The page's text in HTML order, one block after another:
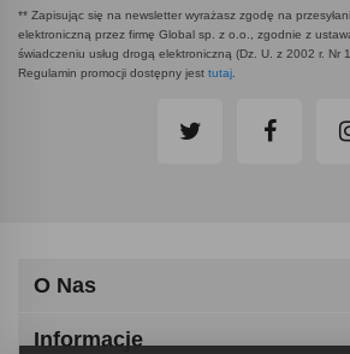
** Zapisując się na newsletter wyrażasz zgodę na
elektroniczną przez firmę Global sp. z o.o., zgodnie z
świadczeniu usług drogą elektroniczną (Dz. U. z 2002 r. Nr
Regulamin promocji dostępny jest tutaj.
O Nas
Informacje